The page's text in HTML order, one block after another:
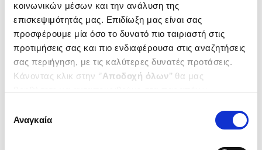
κοινωνικών μέσων και την ανάλυση της
επισκεψιμότητάς μας. Επιδίωξη μας είναι σας
προσφέρουμε μία όσο το δυνατό πιο ταιριαστή στις
προτιμήσεις σας και πιο ενδιαφέρουσα στις αναζητήσεις
σας περιήγηση, με τις καλύτερες δυνατές προτάσεις.
Κάνοντας κλικ στην ‘’Αποδοχή όλων’’ θα μας
ενδιαφέρουν και να επιλέξετε από τα παρακάτω με την
΄΄και να ενημερωθείτε σχετικά με
συγκατάθεσης
Αναγκαία